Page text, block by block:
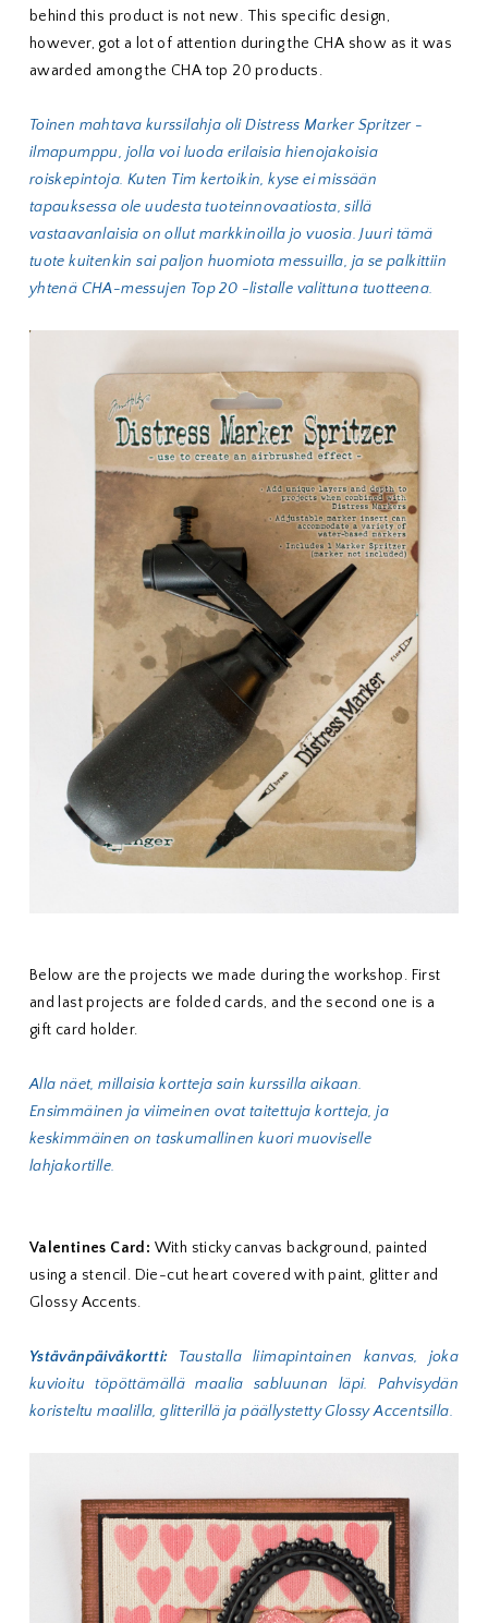
behind this product is not new. This specific design,
however, got a lot of attention during the CHA show as it was
awarded among the CHA top 20 products.
Toinen mahtava kurssilahja oli Distress Marker Spritzer -
ilmapumppu, jolla voi luoda erilaisia hienojakoisia
roiskepintoja. Kuten Tim kertoikin, kyse ei missään
tapauksessa ole uudesta tuoteinnovaatiosta, sillä
vastaavanlaisia on ollut markkinoilla jo vuosia. Juuri tämä
tuote kuitenkin sai paljon huomiota messuilla, ja se palkittiin
yhtenä CHA-messujen Top 20 -listalle valittuna tuotteena.
Below are the projects we made during the workshop. First
and last projects are folded cards, and the second one is a
gift card holder.
Alla näet, millaisia kortteja sain kurssilla aikaan.
Ensimmäinen ja viimeinen ovat taitettuja kortteja, ja
keskimmäinen on taskumallinen kuori muoviselle
lahjakortille.
Valentines Card: With sticky canvas background, painted
using a stencil. Die-cut heart covered with paint, glitter and
Glossy Accents.
Ystävänpäiväkortti: Taustalla liimapintainen kanvas, joka
kuvioitu töpöttämällä maalia sabluunan läpi. Pahvisydän
koristeltu maalilla, glitterillä ja päällystetty Glossy Accentsilla.